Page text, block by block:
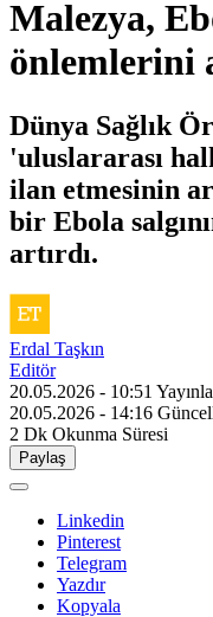
Malezya,
önlemlerini
Dünya Sağlık
'uluslararası
ilan etmesinin
bir Ebola
artırdı.
Erdal Taşkın
Editör
20.05.2026 - 10:51
20.05.2026 - 14:16
2 Dk Okunma Süresi
Paylaş
Linkedin
Pinterest
Telegram
Yazdır
Kopyala